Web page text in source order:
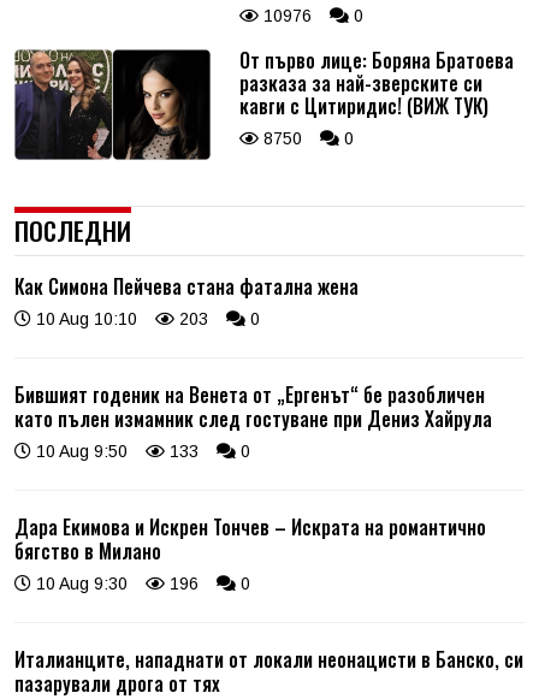
10976 0
От първо лице: Боряна Братоева
разказа за най-зверските си
кавги с Цитиридис! (ВИЖ ТУК)
8750 0
ПОСЛЕДНИ
Как Симона Пейчева стана фатална жена
10 Aug 10:10 203 0
Бившият годеник на Венета от „Ергенът“ бе разобличен
като пълен измамник след гостуване при Дениз Хайрула
10 Aug 9:50 133 0
Дара Екимова и Искрен Тончев – Искрата на романтично
бягство в Милано
10 Aug 9:30 196 0
Италианците, нападнати от локали неонацисти в Банско, си
пазарували дрога от тях